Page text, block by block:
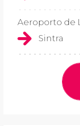
Aeroporto de
Sintra